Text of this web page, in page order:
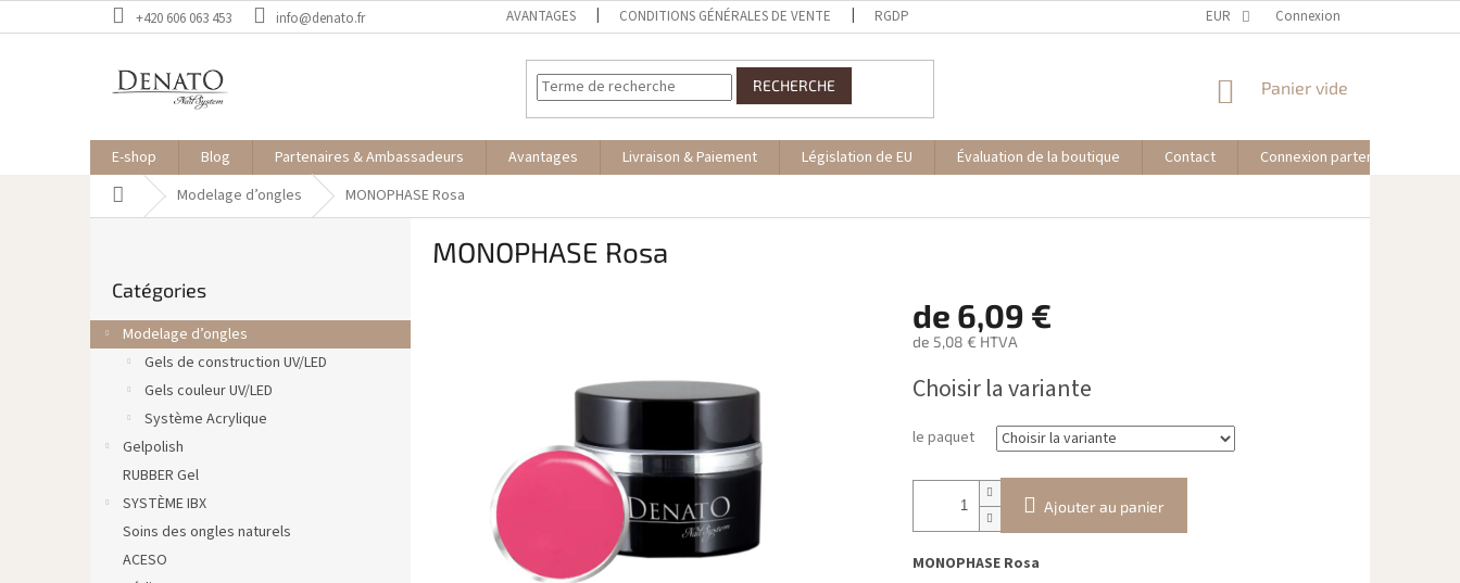
au
+420 606 063 453 info@denato.fr AVANTAGES CONDITIONS GÉNÉRALES DE VENTE RGDP EUR Connexion
RECHERCHE
PANIER
Panier vide
E-shop Blog Partenaires & Ambassadeurs Avantages Livraison & Paiement Législation de EU Évaluation de la boutique Contact
Connexion partenaire affilié
AccueilModelage d’ongles MONOPHASE Rosa
d
r
les
Catégories
Modelage d’ongles
Gels de construction UV/LED
Gels couleur UV/LED
Système Acrylique
Gelpolish
RUBBER Gel
SYSTÈME IBX
Soins des ongles naturels
ACESO
MONOPHASE Rosa
de 6,09 €
de 5,08 € HTVA
de
mesure:
Choisir la variante
le paquet
Ajouter au panier
MONOPHASE Rosa